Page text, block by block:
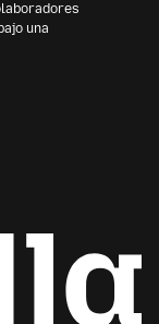
una